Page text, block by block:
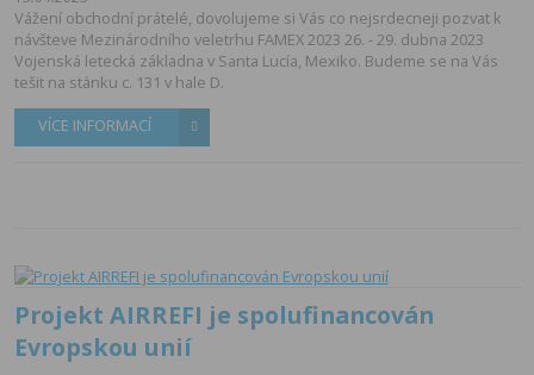
Vážení obchodní prátelé, dovolujeme si Vás co nejsrdecneji pozvat k
návšteve Mezinárodního veletrhu FAMEX 2023 26. - 29. dubna 2023
Vojenská letecká základna v Santa Lucía, Mexiko. Budeme se na Vás
tešit na stánku c. 131 v hale D.
VÍCE INFORMACÍ
Projekt AIRREFI je spolufinancován
Evropskou unií